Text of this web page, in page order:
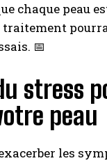
chaque peau
traitement
📅
stress
peau
les